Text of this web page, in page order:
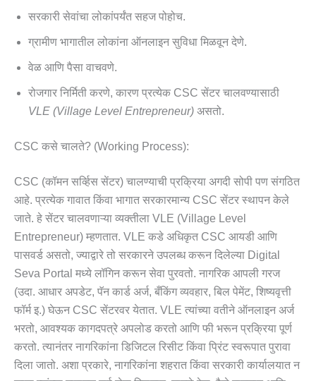
सरकारी सेवांचा लोकांपर्यंत सहज पोहोच.
ग्रामीण भागातील लोकांना ऑनलाइन सुविधा मिळवून देणे.
वेळ आणि पैसा वाचवणे.
रोजगार निर्मिती करणे, कारण प्रत्येक CSC सेंटर चालवण्यासाठी
VLE (Village Level Entrepreneur) असतो.
CSC कसे चालते? (Working Process):
CSC (कॉमन सर्व्हिस सेंटर) चालण्याची प्रक्रिया अगदी सोपी पण संगठित
आहे. प्रत्येक गावात किंवा भागात सरकारमान्य CSC सेंटर स्थापन केले
जाते. हे सेंटर चालवणाऱ्या व्यक्तीला VLE (Village Level
Entrepreneur) म्हणतात. VLE कडे अधिकृत CSC आयडी आणि
पासवर्ड असतो, ज्याद्वारे तो सरकारने उपलब्ध करून दिलेल्या Digital
Seva Portal मध्ये लॉगिन करून सेवा पुरवतो. नागरिक आपली गरज
(उदा. आधार अपडेट, पॅन कार्ड अर्ज, बँकिंग व्यवहार, बिल पेमेंट, शिष्यवृत्ती
फॉर्म इ.) घेऊन CSC सेंटरवर येतात. VLE त्यांच्या वतीने ऑनलाइन अर्ज
भरतो, आवश्यक कागदपत्रे अपलोड करतो आणि फी भरून प्रक्रिया पूर्ण
करतो. त्यानंतर नागरिकांना डिजिटल रिसीट किंवा प्रिंट स्वरूपात पुरावा
दिला जातो. अशा प्रकारे, नागरिकांना शहरात किंवा सरकारी कार्यालयात न